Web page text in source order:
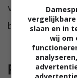
voorbereiding
boot relaxter
Praat mee
slaan en in
wij om